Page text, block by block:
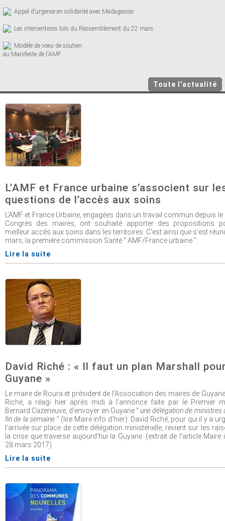
Appel d’urgence en solidarité avec Madagascar
Les interventions lors du Rassemblement du 22 mars
Modèle de voeu de soutien
au Manifeste de l'AMF
Toute l'actualité
L’AMF et France urbaine s’associent sur
questions de l’accès aux soins
L’AMF et France Urbaine, engagées dans un travail commun depuis le
Congrès des maires, ont souhaité apporter des propositions
meilleur accès aux soins dans les territoires. C’est ainsi que s’est
mars, la première commission Santé " AMF/France urbaine ".
Lire la suite
David Riché : « Il faut un plan Marshall
Guyane »
Le maire de Roura et président de l’Association des maires de
Riché, a réagi hier après midi à l’annonce faite par le Premier
Bernard Cazeneuve, d’envoyer en Guyane "une délégation de ministres
fin de la semaine " (lire Maire info d’hier). David Riché, pour qui il y a
l’arrivée sur place de cette délégation ministérielle, revient sur les
la crise que traverse aujourd’hui la Guyane. (extrait de l'article Maire
28 mars 2017)
Lire la suite